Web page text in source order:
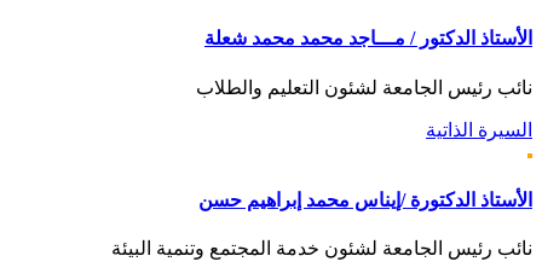
الأستاذ الدكتور / مـــاجد محمد محمد شعلة
نائب رئيس الجامعة لشئون التعليم والطلاب
السيرة الذاتية
الأستاذ الدكتورة /إيناس محمد إبراهيم حسن
نائب رئيس الجامعة لشئون خدمة المجتمع وتنمية البيئة